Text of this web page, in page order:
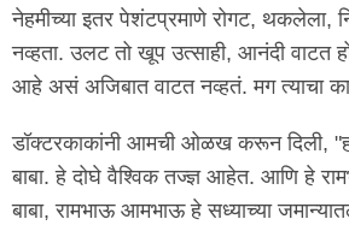
नेहमीच्या इतर पेशंटप्रमाणे रोगट, थकलेला,
नव्हता. उलट तो खूप उत्साही, आनंदी वाटत
आहे असं अजिबात वाटत नव्हतं. मग त्याचा
डॉक्टरकाकांनी आमची ओळख करून दिली,
बाबा. हे दोघे वैश्विक तज्ज्ञ आहेत. आणि हे
बाबा, रामभाऊ आमभाऊ हे सध्याच्या